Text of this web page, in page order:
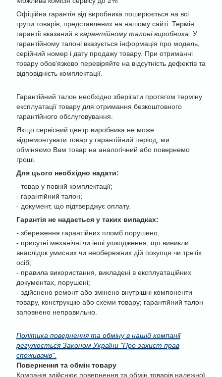
Офіційна гарантія від виробника поширюється на всі
групи товарів, представлених на нашому сайті. Термін
гарантії вказаний в гарантійному талоні виробника . У
гарантійному талоні вказується інформація про модель,
серійний номер і дату продажу товару. При отриманні
товару обов'язково перевіряйте на відсутність дефектів та
відповідність комплектації.
Гарантійний талон необхідно зберігати протягом терміну
експлуатації товару для отримання безкоштовного
гарантійного обслуговування.
Якщо сервісний центр виробника не може
відремонтувати товар у гарантійний період, ми
обміняємо Вам товар на аналогічний або повернемо
гроші.
Для цього необхідно надати:
- товар у повній комплектації;
- гарантійний талон;
- документ, що підтверджує оплату.
Гарантія не надається у таких випадках:
- збереження гарантійних пломб порушено;
- присутні механічні чи інші ушкодження, що виникли
внаслідок умисних чи необережних дій покупця чи третіх
осіб;
- правила використання, викладені в експлуатаційних
документах, порушені;
- здійснено ремонт або змінено внутрішні компоненти
товару, конструкцію або схеми товару; гарантійний талон
заповнено неправильно.
Політика повернення та обміну в нашій компанії
регулюється Законом України "Про захист прав
споживачів".
Повернення та обмін товару
Компанія здійснює повернення та обмін товарів належної